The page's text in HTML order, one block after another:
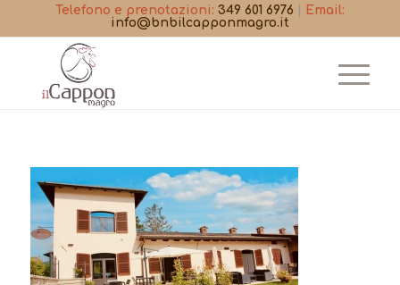
Telefono e prenotazioni: 349 601 6976
Email:
info@bnbilcapponmagro.it